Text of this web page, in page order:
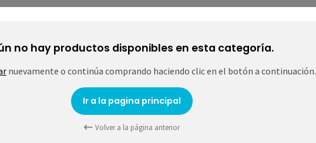
no hay productos disponibles en esta categoría.
nuevamente o continúa comprando haciendo clic en el botón a continuación.
Ir a la pagina principal
Volver a la página anterior